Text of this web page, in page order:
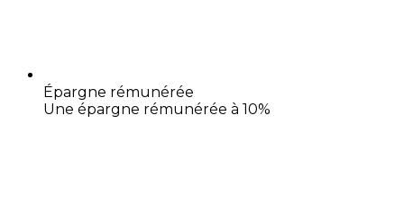
Épargne rémunérée
Une épargne rémunérée à 10%